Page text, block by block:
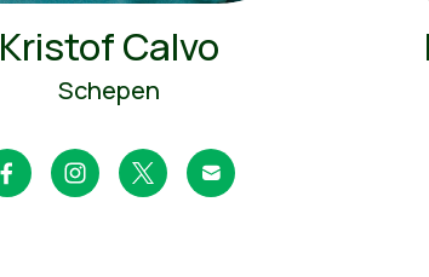
Kristof Calvo
Schepen